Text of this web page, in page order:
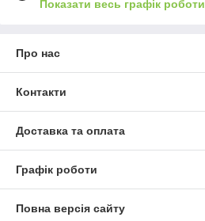
Показати весь графік роботи
Про нас
Контакти
Доставка та оплата
Графік роботи
Повна версія сайту